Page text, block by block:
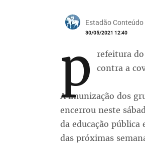
Estadão Conteúdo
30/05/2021 12:40
p
refeitura do
contra a
A imunização dos
encerrou neste
da educação
das próximas